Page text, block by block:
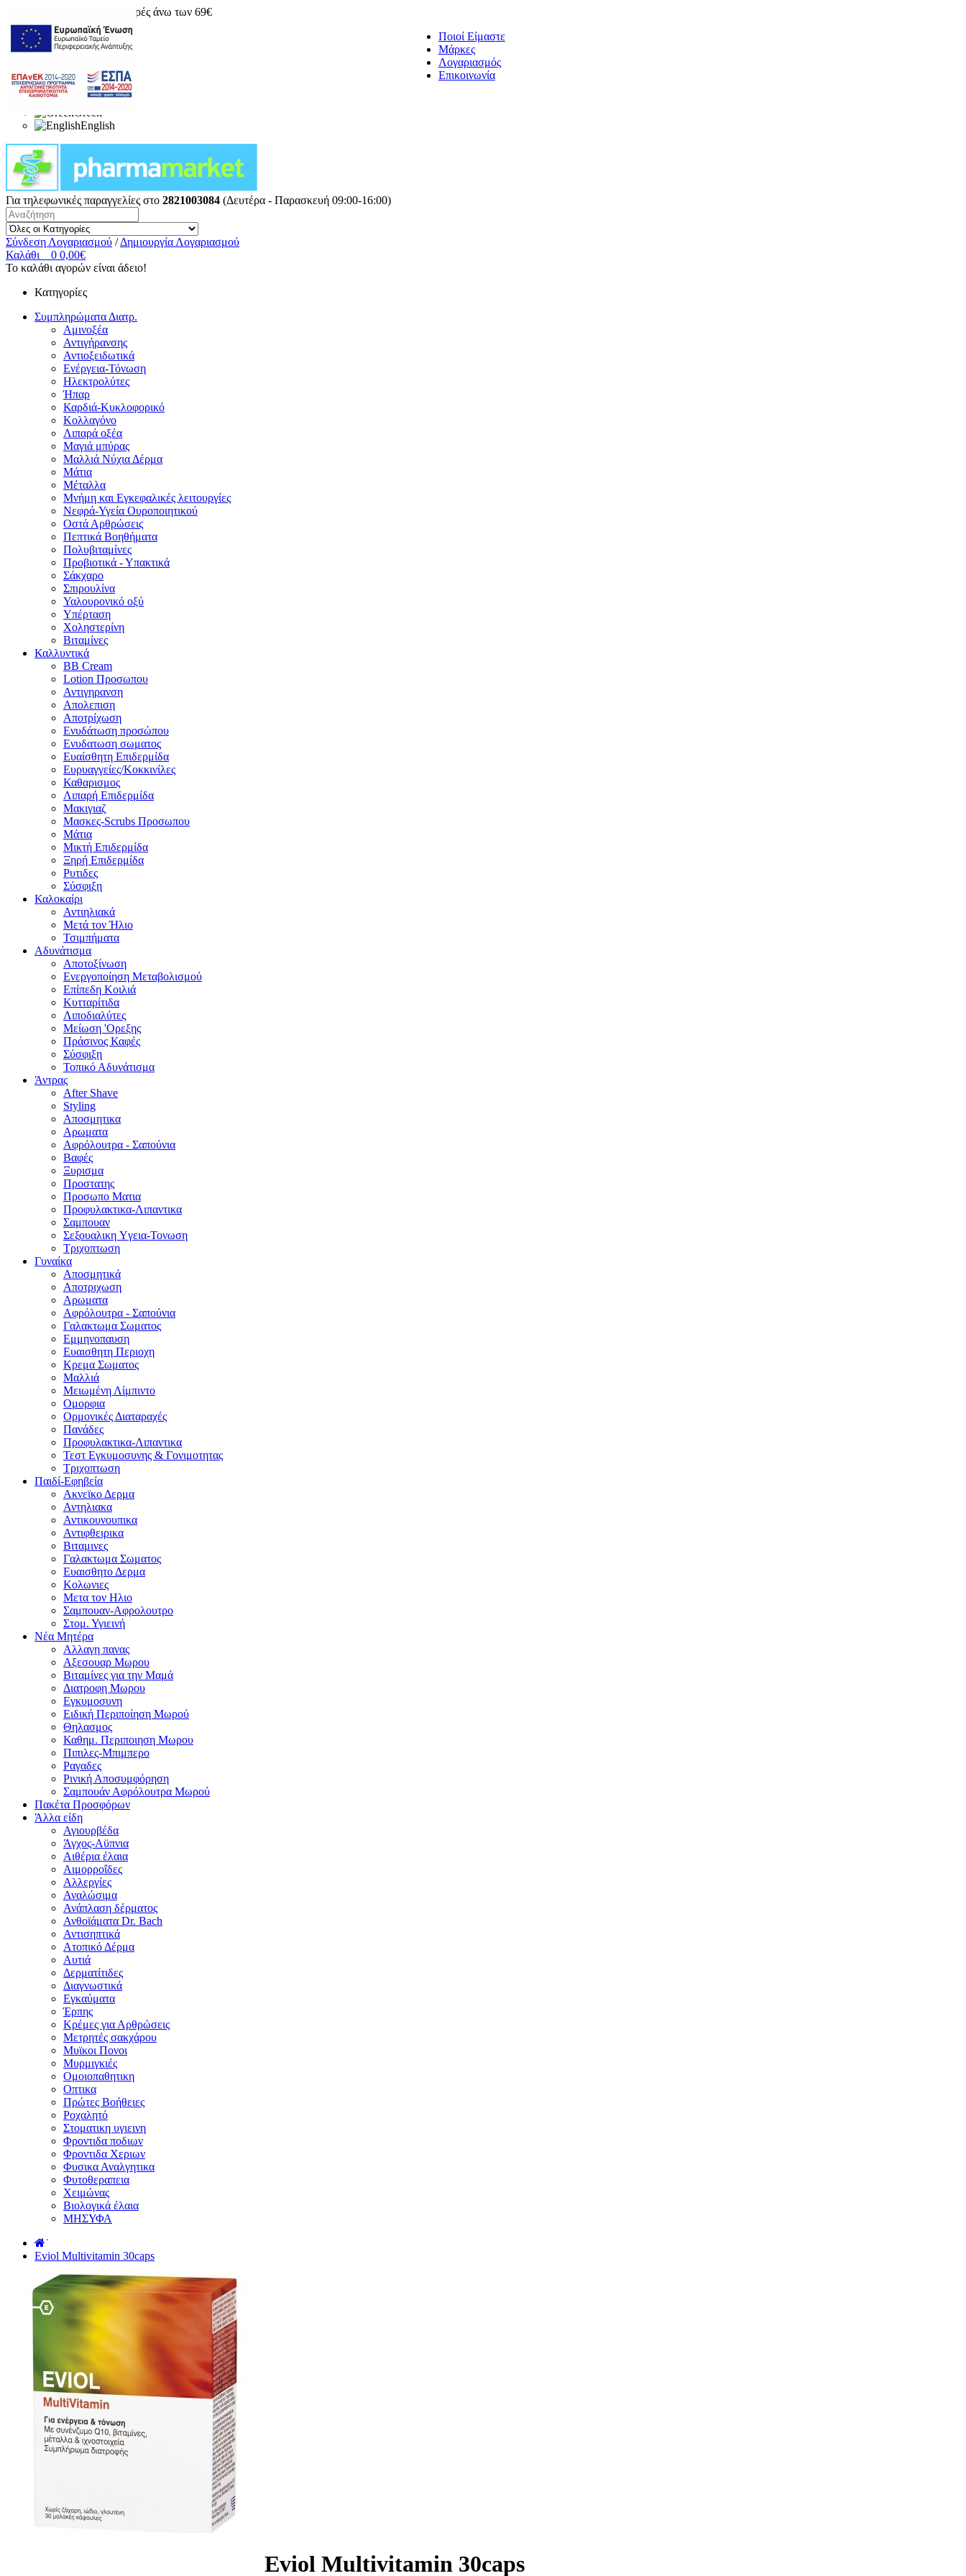
Δωρεάν μεταφορικά για αγορές άνω των 69€
Ποιοί Είμαστε
Μάρκες
Λογαριασμός
Επικοινωνία
Greek
English
Για τηλεφωνικές παραγγελίες στο 2821003084 (Δευτέρα - Παρασκευή 09:00-16:00)
Σύνδεση Λογαριασμού / Δημιουργία Λογαριασμού
Καλάθι
0 0,00€
Το καλάθι αγορών είναι άδειο!
Κατηγορίες
Συμπληρώματα Διατρ.
Αμινοξέα
Αντιγήρανσης
Αντιοξειδωτικά
Ενέργεια-Τόνωση
Ηλεκτρολύτες
Ήπαρ
Καρδιά-Κυκλοφορικό
Κολλαγόνο
Λιπαρά οξέα
Μαγιά μπύρας
Μαλλιά Νύχια Δέρμα
Μάτια
Μέταλλα
Μνήμη και Εγκεφαλικές λειτουργίες
Νεφρά-Υγεία Ουροποιητικού
Οστά Αρθρώσεις
Πεπτικά Βοηθήματα
Πολυβιταμίνες
Προβιοτικά - Υπακτικά
Σάκχαρο
Σπιρουλίνα
Υαλουρονικό οξύ
Υπέρταση
Χοληστερίνη
Βιταμίνες
Καλλυντικά
BB Cream
Lotion Προσωπου
Αντιγηρανση
Απολεπιση
Αποτρίχωση
Ενυδάτωση προσώπου
Ενυδατωση σωματος
Ευαίσθητη Επιδερμίδα
Ευρυαγγείες/Κοκκινίλες
Καθαρισμος
Λιπαρή Επιδερμίδα
Μακιγιαζ
Μασκες-Scrubs Προσωπου
Μάτια
Μικτή Επιδερμίδα
Ξηρή Επιδερμίδα
Ρυτιδες
Σύσφιξη
Καλοκαίρι
Αντιηλιακά
Μετά τον Ήλιο
Τσιμπήματα
Αδυνάτισμα
Αποτοξίνωση
Ενεργοποίηση Μεταβολισμού
Επίπεδη Κοιλιά
Κυτταρίτιδα
Λιποδιαλύτες
Μείωση 'Ορεξης
Πράσινος Καφές
Σύσφιξη
Τοπικό Αδυνάτισμα
Άντρας
After Shave
Styling
Αποσμητικα
Αρωματα
Αφρόλουτρα - Σαπούνια
Βαφές
Ξυρισμα
Προστατης
Προσωπο Ματια
Προφυλακτικα-Λιπαντικα
Σαμπουαν
Σεξουαλικη Yγεια-Τονωση
Τριχοπτωση
Γυναίκα
Αποσμητικά
Αποτριχωση
Αρωματα
Αφρόλουτρα - Σαπούνια
Γαλακτωμα Σωματος
Εμμηνοπαυση
Ευαισθητη Περιοχη
Κρεμα Σωματος
Μαλλιά
Μειωμένη Λίμπιντο
Ομορφια
Ορμονικές Διαταραχές
Πανάδες
Προφυλακτικα-Λιπαντικα
Τεστ Εγκυμοσυνης & Γονιμοτητας
Τριχοπτωση
Παιδί-Εφηβεία
Ακνεϊκο Δερμα
Αντηλιακα
Αντικουνουπικα
Αντιφθειρικα
Βιταμινες
Γαλακτωμα Σωματος
Ευαισθητο Δερμα
Κολωνιες
Μετα τον Ηλιο
Σαμπουαν-Αφρολουτρο
Στομ. Υγιεινή
Νέα Μητέρα
Αλλαγη πανας
Αξεσουαρ Μωρου
Βιταμίνες για την Μαμά
Διατροφη Μωρου
Εγκυμοσυνη
Ειδική Περιποίηση Μωρού
Θηλασμος
Καθημ. Περιποιηση Μωρου
Πιπιλες-Μπιμπερο
Ραγαδες
Ρινική Αποσυμφόρηση
Σαμπουάν Αφρόλουτρα Μωρού
Πακέτα Προσφόρων
Άλλα είδη
Αγιουρβέδα
Άγχος-Αϋπνια
Αιθέρια έλαια
Αιμορροΐδες
Αλλεργίες
Αναλώσιμα
Ανάπλαση δέρματος
Ανθοϊάματα Dr. Bach
Αντισηπτικά
Ατοπικό Δέρμα
Αυτιά
Δερματίτιδες
Διαγνωστικά
Εγκαύματα
Έρπης
Κρέμες για Αρθρώσεις
Μετρητές σακχάρου
Μυϊκοι Πονοι
Μυρμιγκιές
Ομοιοπαθητικη
Οπτικα
Πρώτες Βοήθειες
Ροχαλητό
Στοματικη υγιεινη
Φροντιδα ποδιων
Φροντιδα Χεριων
Φυσικα Αναλγητικα
Φυτοθεραπεια
Χειμώνας
Βιολογικά έλαια
ΜΗΣΥΦΑ
˙
Eviol Multivitamin 30caps
Eviol Multivitamin 30caps